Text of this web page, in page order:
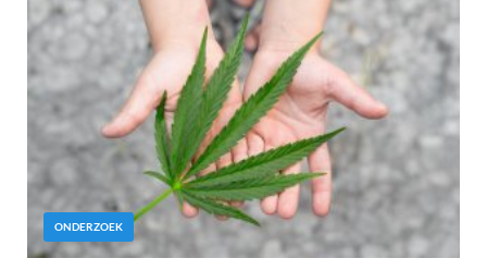
ONDERZOEK